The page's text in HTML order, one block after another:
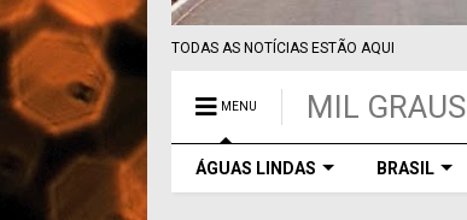
TODAS AS NOTÍCIAS ESTÃO AQUI
MENU MIL GRAUS
ÁGUAS LINDAS BRASIL